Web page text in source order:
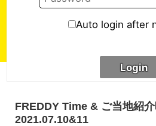
FREDDY Time & ご当地紹
2021.07.10&11